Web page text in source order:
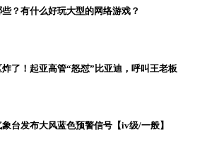
？有什么好玩大型的网络游戏？
了！起亚高管“怒怼”比亚迪，呼叫王老板
台发布大风蓝色预警信号【iv级/一般】